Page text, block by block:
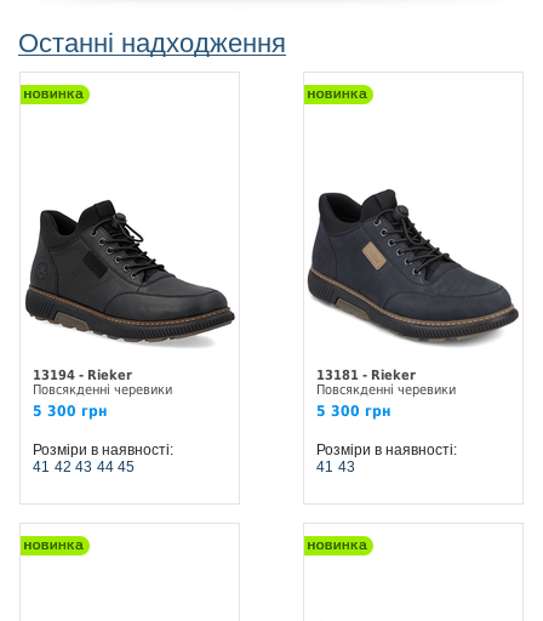
Останні надходження
13194 - Rieker
Повсякденні черевики
5 300 грн
Розміри в наявності:
41 42 43 44 45
13181 - Rieker
Повсякденні черевики
5 300 грн
Розміри в наявності:
41 43